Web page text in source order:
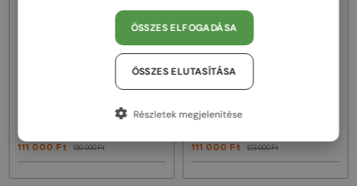
111 000 Ft 130 000 Ft
644 - 009 - 53
111 000 Ft 123 000 Ft
ÖSSZES ELFOGADÁSA
ÖSSZES ELUTASÍTÁSA
Részletek megjelenítése